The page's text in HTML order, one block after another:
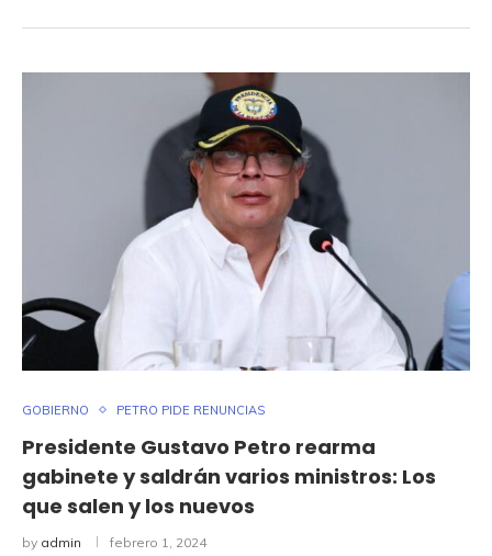
GOBIERNO PETRO PIDE RENUNCIAS
Presidente Gustavo Petro rearma
gabinete y saldrán varios ministros: Los
que salen y los nuevos
by admin febrero 1, 2024